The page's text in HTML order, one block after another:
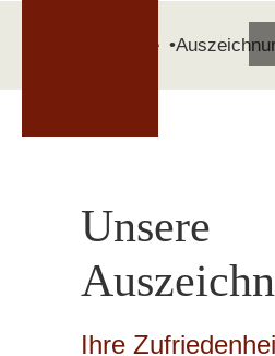
Startseite
Unsere
Ihre